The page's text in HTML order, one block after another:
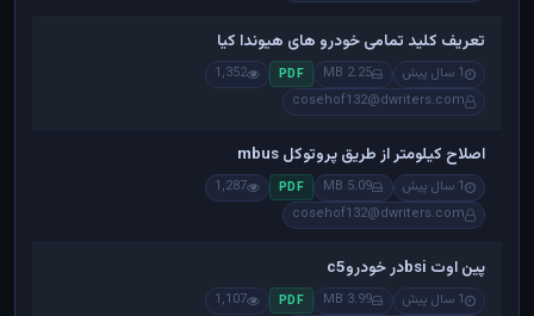
تعریف کلید تمامی خودرو های هیوندا کیا
1 سال پیش 2.25 MB
PDF
1,352
cosehof132@dwriters.com
اصلاح کیلومتر از طریق پروتوکل mbus
1 سال پیش 5.09 MB
PDF
1,287
cosehof132@dwriters.com
پین اوت bsiدر خودروc5
1 سال پیش 3.99 MB
PDF
1,107